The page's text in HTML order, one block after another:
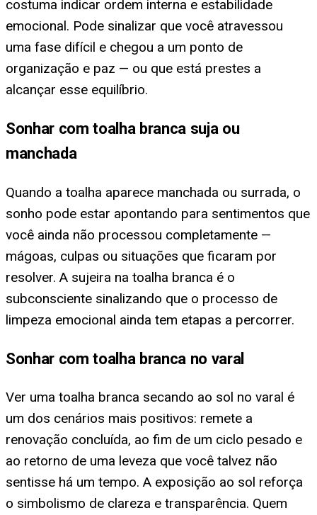
costuma indicar ordem interna e estabilidade
emocional. Pode sinalizar que você atravessou
uma fase difícil e chegou a um ponto de
organização e paz — ou que está prestes a
alcançar esse equilíbrio.
Sonhar com toalha branca suja ou
manchada
Quando a toalha aparece manchada ou surrada, o
sonho pode estar apontando para sentimentos que
você ainda não processou completamente —
mágoas, culpas ou situações que ficaram por
resolver. A sujeira na toalha branca é o
subconsciente sinalizando que o processo de
limpeza emocional ainda tem etapas a percorrer.
Sonhar com toalha branca no varal
Ver uma toalha branca secando ao sol no varal é
um dos cenários mais positivos: remete a
renovação concluída, ao fim de um ciclo pesado e
ao retorno de uma leveza que você talvez não
sentisse há um tempo. A exposição ao sol reforça
o simbolismo de clareza e transparência. Quem